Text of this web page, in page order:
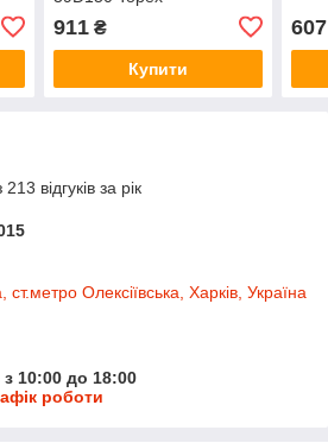
911₴
Купити
607
відгуків за рік
Олексіївська, Харків, Україна
10:00 до 18:00
роботи